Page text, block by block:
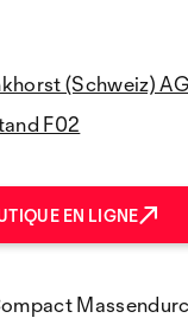
(Schweiz) AG
F02
EN LIGNE